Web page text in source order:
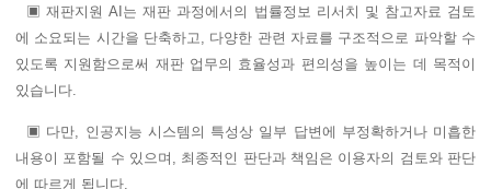
▣ 재판지원 AI는 재판 과정에서의 법률정보 리서치 및 참고자료 검토
에 소요되는 시간을 단축하고, 다양한 관련 자료를 구조적으로 파악할 수
있도록 지원함으로써 재판 업무의 효율성과 편의성을 높이는 데 목적이
있습니다.
▣ 다만, 인공지능 시스템의 특성상 일부 답변에 부정확하거나 미흡한
내용이 포함될 수 있으며, 최종적인 판단과 책임은 이용자의 검토와 판단
에 따르게 됩니다.